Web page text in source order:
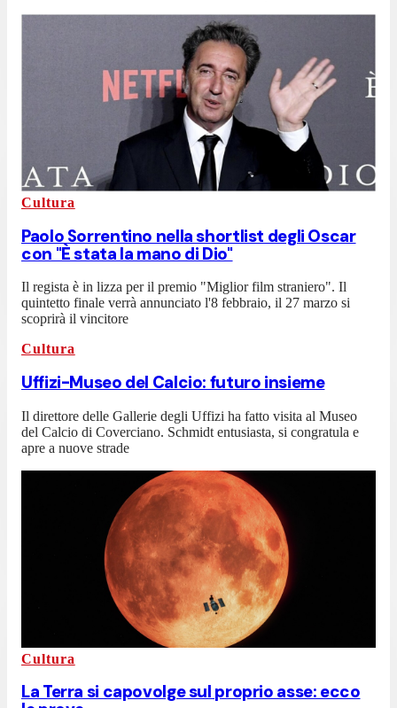
Cultura
Paolo Sorrentino nella shortlist degli Oscar
con "È stata la mano di Dio"
Il regista è in lizza per il premio "Miglior film straniero". Il
quintetto finale verrà annunciato l'8 febbraio, il 27 marzo si
scoprirà il vincitore
Cultura
Uffizi-Museo del Calcio: futuro insieme
Il direttore delle Gallerie degli Uffizi ha fatto visita al Museo
del Calcio di Coverciano. Schmidt entusiasta, si congratula e
apre a nuove strade
Cultura
La Terra si capovolge sul proprio asse: ecco